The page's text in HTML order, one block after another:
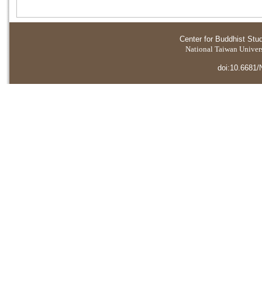
Center for Buddhist
National Taiwan
doi:10.6681/